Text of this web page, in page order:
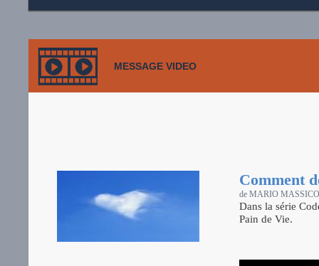
MESSAGE VIDEO
Comment
de MARIO
Dans la série
Pain de Vie.